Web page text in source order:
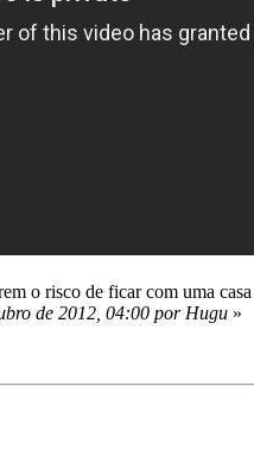
o risco de ficar com uma
de 2012, 04:00 por Hugu »